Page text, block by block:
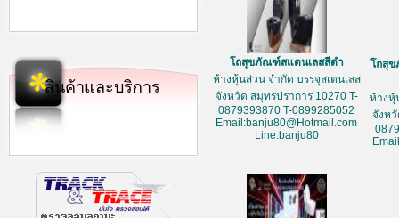
สินค้าและบริการ
โถสุขภัณฑ์สแตนเลสสีดำ
ห้างหุ้นส่วน จำกัด บรรจุสเตนเลส
จังหวัด สมุทรปราการ 10270 T-
0879393870 T-0899285052
Email:banju80@Hotmail.com
Line:banju80
โถสุ
ห้างหุ้
จังห